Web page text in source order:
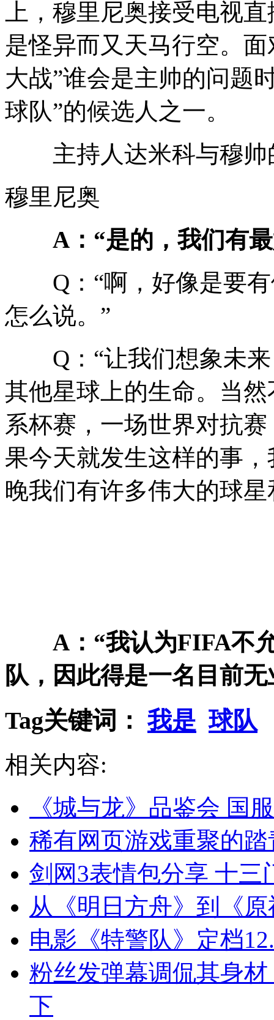
上，穆里尼奥接受电视
是怪异而又天马行空。
大战”谁会是主帅的问题
球队”的候选人之一。
主持人达米科与穆帅
穆里尼奥
A：“是的，我们有
Q：“啊，好像是要有
怎么说。”
Q：“让我们想象未来
其他星球上的生命。当
系杯赛，一场世界对抗
果今天就发生这样的事
晚我们有许多伟大的球
A：“我认为FIFA不
队，因此得是一名目前
Tag关键词：我是 球队
相关内容:
《城与龙》品鉴会 国
稀有网页游戏重聚的
剑网3表情包分享 十三
从《明日方舟》到《
电影《特警队》定档
粉丝发弹幕调侃其身
下